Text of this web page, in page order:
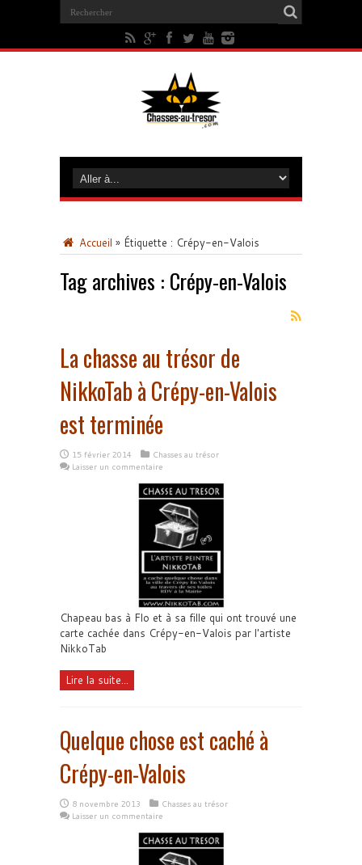
Accueil » Étiquette : Crépy-en-Valois
Tag archives : Crépy-en-Valois
La chasse au trésor de
NikkoTab à Crépy-en-Valois
est terminée
15 février 2014
Chasses au trésor
Laisser un commentaire
Chapeau bas à Flo et à sa fille qui ont trouvé une
carte cachée dans Crépy-en-Valois par l'artiste
NikkoTab
Lire la suite...
Quelque chose est caché à
Crépy-en-Valois
8 novembre 2013
Chasses au trésor
Laisser un commentaire